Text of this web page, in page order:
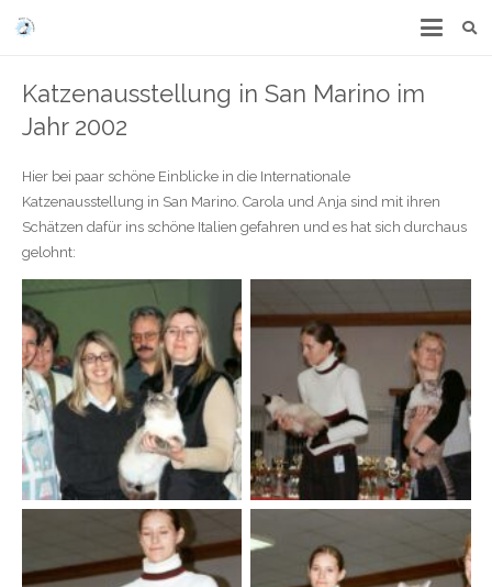
Katzenausstellung in San Marino im
Jahr 2002
Hier bei paar schöne Einblicke in die Internationale
Katzenausstellung in San Marino. Carola und Anja sind mit ihren
Schätzen dafür ins schöne Italien gefahren und es hat sich durchaus
gelohnt: